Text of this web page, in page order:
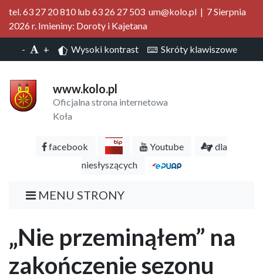
tel. 63 27 20 810 lub 63 26 27 503 um@kolo.pl | 7 Sierpnia
2026 r. Imieniny: Doroty i Kajetana
- + Wysoki kontrast Skróty klawiszowe
www.kolo.pl
Oficjalna strona internetowa
Koła
facebook Youtube
dla
niesłyszących
MENU STRONY
„Nie przeminąłem” na
zakończenie sezonu